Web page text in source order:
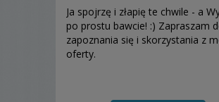
Ja spojrzę i złapię te chwile - a
po prostu bawcie! :) Zapraszam
zapoznania się i skorzystania z
oferty.